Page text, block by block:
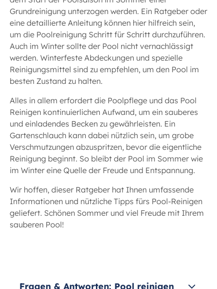
Grundreinigung unterzogen werden. Ein Ratgeber oder
eine detaillierte Anleitung können hier hilfreich sein,
um die Poolreinigung Schritt für Schritt durchzuführen.
Auch im Winter sollte der Pool nicht vernachlässigt
werden. Winterfeste Abdeckungen und spezielle
Reinigungsmittel sind zu empfehlen, um den Pool im
besten Zustand zu halten.
Alles in allem erfordert die Poolpflege und das Pool
Reinigen kontinuierlichen Aufwand, um ein sauberes
und einladendes Becken zu gewährleisten. Ein
Gartenschlauch kann dabei nützlich sein, um grobe
Verschmutzungen abzuspritzen, bevor die eigentliche
Reinigung beginnt. So bleibt der Pool im Sommer wie
im Winter eine Quelle der Freude und Entspannung.
Wir hoffen, dieser Ratgeber hat Ihnen umfassende
Informationen und nützliche Tipps fürs Pool-Reinigen
geliefert. Schönen Sommer und viel Freude mit Ihrem
sauberen Pool!
Fragen & Antworten: Pool reinigen